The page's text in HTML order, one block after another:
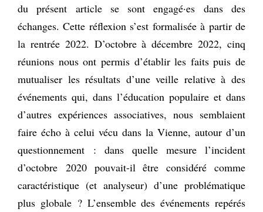
du présent article se sont engagé·es dans des
échanges. Cette réflexion s’est formalisée à partir de
la rentrée 2022. D’octobre à décembre 2022, cinq
réunions nous ont permis d’établir les faits puis de
mutualiser les résultats d’une veille relative à des
événements qui, dans l’éducation populaire et dans
d’autres expériences associatives, nous semblaient
faire écho à celui vécu dans la Vienne, autour d’un
questionnement : dans quelle mesure l’incident
d’octobre 2020 pouvait-il être considéré comme
caractéristique (et analyseur) d’une problématique
plus globale ? L’ensemble des événements repérés